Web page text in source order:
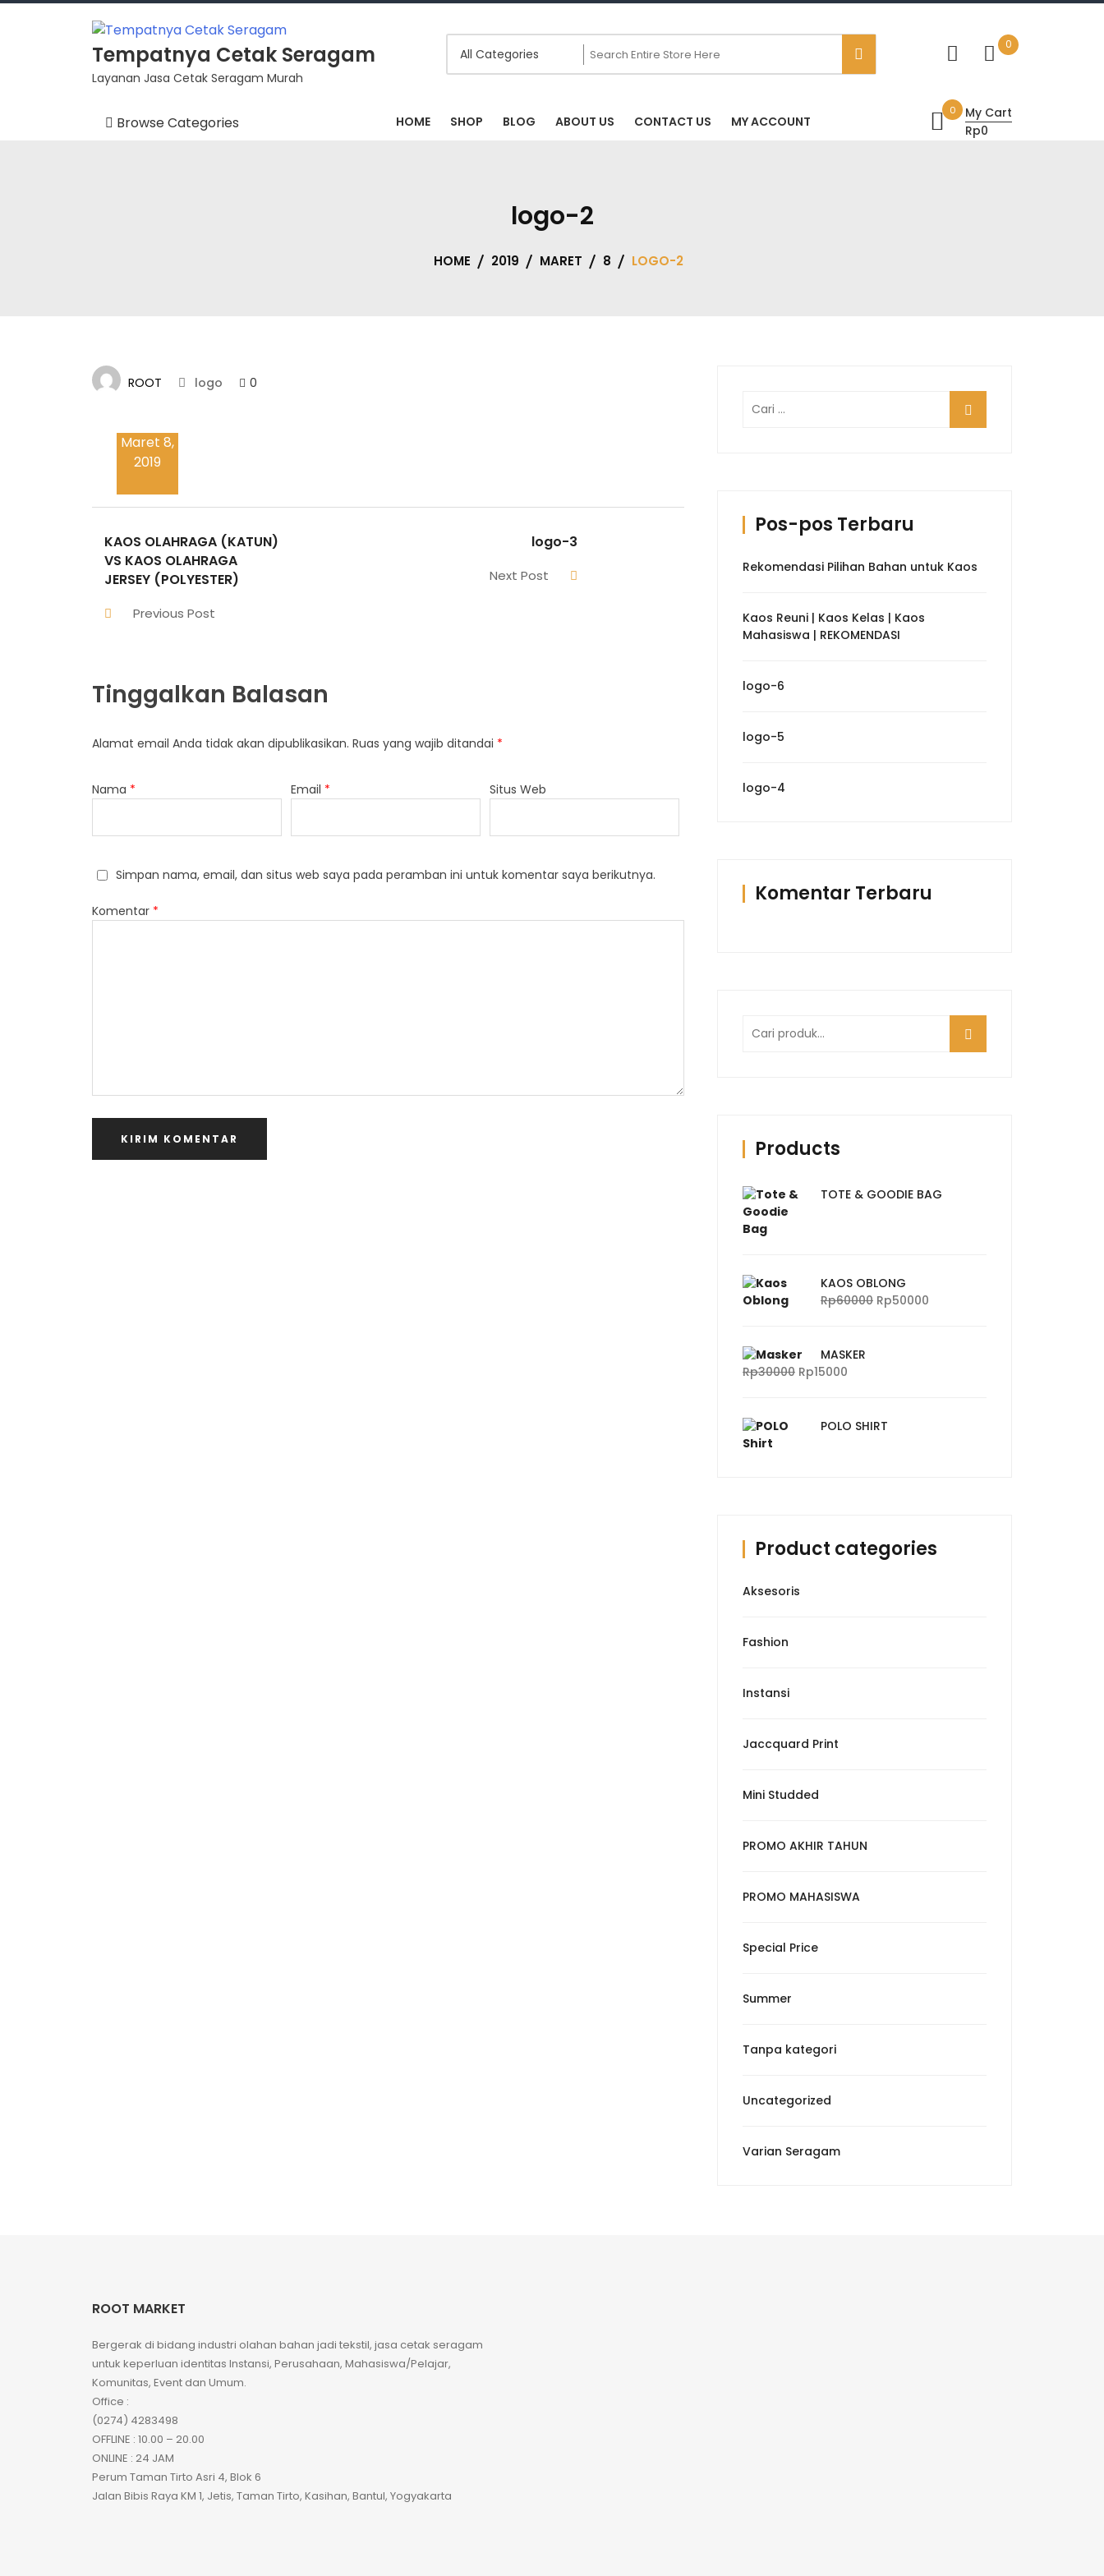
Skip
Tempatnya Cetak Seragam
Layanan Jasa Cetak Seragam Murah
0
Browse Categories HOME SHOP BLOG ABOUT US CONTACT US MY ACCOUNT
0
My Cart
Rp0
logo-2
HOME 2019 MARET 8 LOGO-2
ROOT logo 0
Maret 8,
2019
KAOS OLAHRAGA (KATUN)
VS KAOS OLAHRAGA
JERSEY (POLYESTER)
Previous Post
logo-3
Next Post
Tinggalkan Balasan
Alamat email Anda tidak akan dipublikasikan. Ruas yang wajib ditandai *
Nama * Email * Situs Web
Simpan nama, email, dan situs web saya pada peramban ini untuk komentar saya berikutnya.
Komentar *
untuk:
Pos-pos Terbaru
Rekomendasi Pilihan Bahan untuk Kaos
Kaos Reuni | Kaos Kelas | Kaos
Mahasiswa | REKOMENDASI
logo-6
logo-5
logo-4
Komentar Terbaru
Pencarian
untuk:
Products
TOTE & GOODIE BAG
KAOS OBLONG
Rp60000 Harga
Rp50000
MASKER
Rp30000 Harga
Rp30000.
Rp15000
adalah:
POLO SHIRT
Product categories
Aksesoris
Fashion
Instansi
Jaccquard Print
Mini Studded
PROMO AKHIR TAHUN
PROMO MAHASISWA
Special Price
Summer
Tanpa kategori
Uncategorized
Varian Seragam
ROOT MARKET
Bergerak di bidang industri olahan bahan jadi tekstil, jasa cetak seragam
untuk keperluan identitas Instansi, Perusahaan, Mahasiswa/Pelajar,
Komunitas, Event dan Umum.
Office :
(0274) 4283498
OFFLINE : 10.00 – 20.00
ONLINE : 24 JAM
Perum Taman Tirto Asri 4, Blok 6
Jalan Bibis Raya KM 1, Jetis, Taman Tirto, Kasihan, Bantul, Yogyakarta